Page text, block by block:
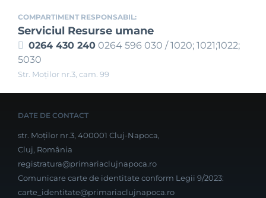
COMPARTIMENT RESPONSABIL:
Serviciul Resurse umane
0264 430 240 0264 596 030 / 1020; 1021;1022;
5030
Str. Moţilor nr.3, cam. 99
DATE DE CONTACT
str. Moților nr.3, 400001 Cluj-Napoca,
Cluj, România
registratura@primariaclujnapoca.ro
Comunicare carte de identitate conform Legii 9/2023:
carte_identitate@primariaclujnapoca.ro